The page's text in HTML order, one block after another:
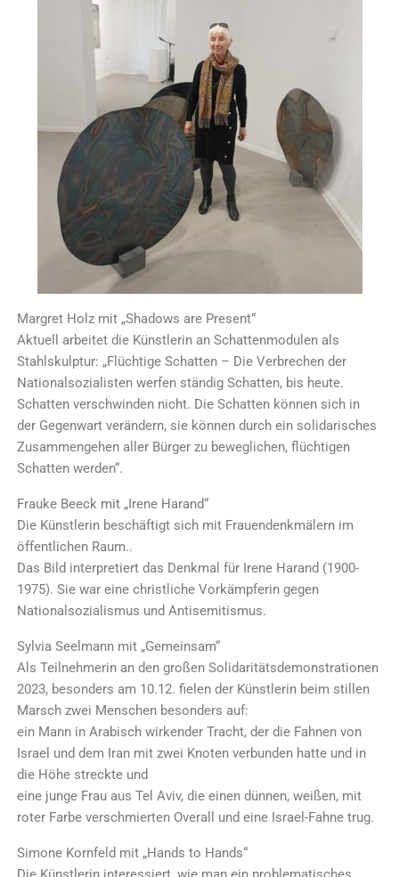
Margret Holz mit „Shadows are Present“
Aktuell arbeitet die Künstlerin an Schattenmodulen als
Stahlskulptur: „Flüchtige Schatten – Die Verbrechen der
Nationalsozialisten werfen ständig Schatten, bis heute.
Schatten verschwinden nicht. Die Schatten können sich in
der Gegenwart verändern, sie können durch ein solidarisches
Zusammengehen aller Bürger zu beweglichen, flüchtigen
Schatten werden“.
Frauke Beeck mit „Irene Harand“
Die Künstlerin beschäftigt sich mit Frauendenkmälern im
öffentlichen Raum..
Das Bild interpretiert das Denkmal für Irene Harand (1900-
1975). Sie war eine christliche Vorkämpferin gegen
Nationalsozialismus und Antisemitismus.
Sylvia Seelmann mit „Gemeinsam“
Als Teilnehmerin an den großen Solidaritätsdemonstrationen
2023, besonders am 10.12. fielen der Künstlerin beim stillen
Marsch zwei Menschen besonders auf:
ein Mann in Arabisch wirkender Tracht, der die Fahnen von
Israel und dem Iran mit zwei Knoten verbunden hatte und in
die Höhe streckte und
eine junge Frau aus Tel Aviv, die einen dünnen, weißen, mit
roter Farbe verschmierten Overall und eine Israel-Fahne trug.
Simone Kornfeld mit „Hands to Hands“